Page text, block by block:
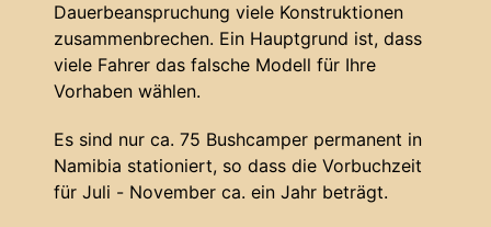
Dauerbeanspruchung viele Konstruktionen
zusammenbrechen. Ein Hauptgrund ist, dass
viele Fahrer das falsche Modell für Ihre
Vorhaben wählen.
Es sind nur ca. 75 Bushcamper permanent in
Namibia stationiert, so dass die Vorbuchzeit
für Juli - November ca. ein Jahr beträgt.